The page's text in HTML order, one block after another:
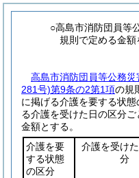
○高島市消防団員等
規則で定める金額
高島市消防団員等公務災
281号)第9条の2第1項の規
に掲げる介護を要する状態
る介護を受けた日の区分
金額とする。
介護を要
する状態
の区分
介護を受け
分